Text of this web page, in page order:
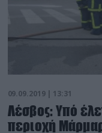
09.09.2019 | 13:31
Λέσβος: Υπό
περιοχή